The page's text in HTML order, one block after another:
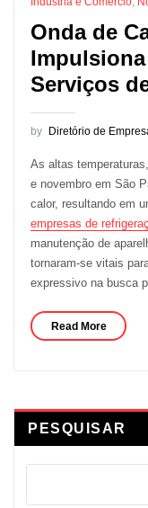
Onda de
Serviços
by Diretório de
As altas
e novembro em São
calor, resultando em
empresas de
manutenção de
tornaram-se vitais
expressivo na busca
Read More
PESQUISAR